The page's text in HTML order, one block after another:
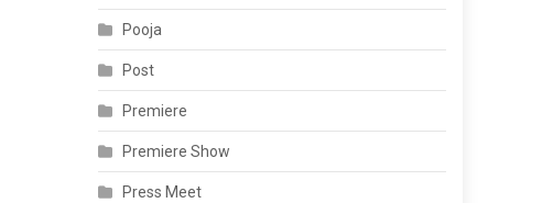
Pooja
Post
Premiere
Premiere Show
Press Meet